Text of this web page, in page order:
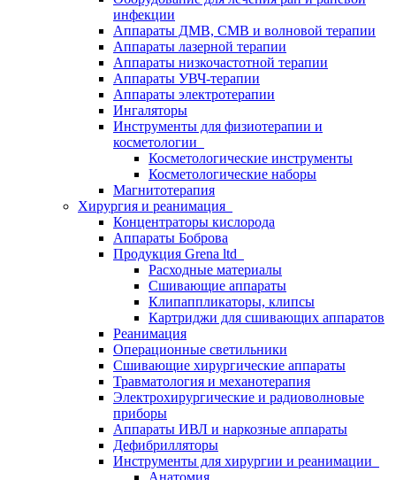
инфекции
Аппараты ДМВ, СМВ и волновой терапии
Аппараты лазерной терапии
Аппараты низкочастотной терапии
Аппараты УВЧ-терапии
Аппараты электротерапии
Ингаляторы
Инструменты для физиотерапии и
косметологии
Косметологические инструменты
Косметологические наборы
Магнитотерапия
Хирургия и реанимация
Концентраторы кислорода
Аппараты Боброва
Продукция Grena ltd
Расходные материалы
Сшивающие аппараты
Клипаппликаторы, клипсы
Картриджи для сшивающих аппаратов
Реанимация
Операционные светильники
Сшивающие хирургические аппараты
Травматология и механотерапия
Электрохирургические и радиоволновые
приборы
Аппараты ИВЛ и наркозные аппараты
Дефибрилляторы
Инструменты для хирургии и реанимации
Анатомия